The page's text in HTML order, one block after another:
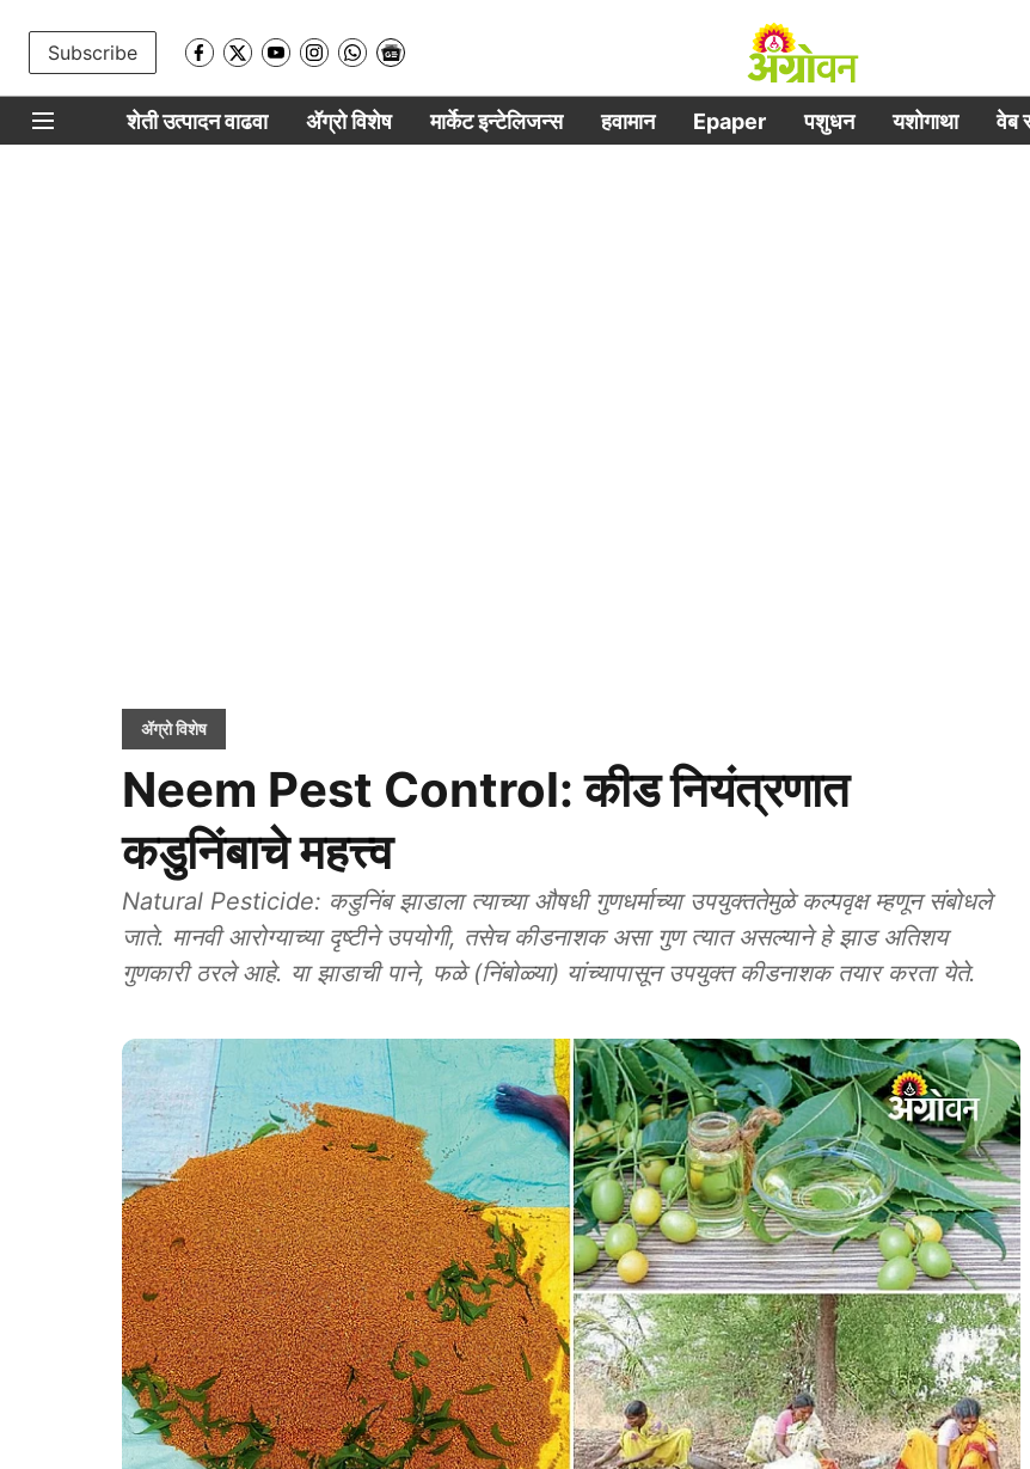
Subscribe
शेती उत्पादन वाढवा ॲग्रो विशेष मार्केट इन्टेलिजन्स हवामान Epaper पशुधन यशोगाथा वेब
ॲग्रो विशेष
Neem Pest Control: कीड नियंत्रणात
कडुनिंबाचे महत्त्व
Natural Pesticide: कडुनिंब झाडाला त्याच्या औषधी गुणधर्माच्या उपयुक्ततेमुळे कल्पवृक्ष म्हणून संबोधले
जाते. मानवी आरोग्याच्या दृष्टीने उपयोगी, तसेच कीडनाशक असा गुण त्यात असल्याने हे झाड अतिशय
गुणकारी ठरले आहे. या झाडाची पाने, फळे (निंबोळ्या) यांच्यापासून उपयुक्त कीडनाशक तयार करता येते.